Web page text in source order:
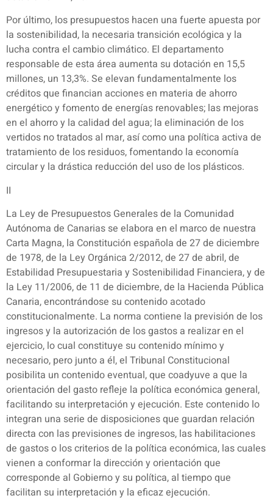
Por último, los presupuestos hacen una fuerte apuesta por
la sostenibilidad, la necesaria transición ecológica y la
lucha contra el cambio climático. El departamento
responsable de esta área aumenta su dotación en 15,5
millones, un 13,3%. Se elevan fundamentalmente los
créditos que financian acciones en materia de ahorro
energético y fomento de energías renovables; las mejoras
en el ahorro y la calidad del agua; la eliminación de los
vertidos no tratados al mar, así como una política activa de
tratamiento de los residuos, fomentando la economía
circular y la drástica reducción del uso de los plásticos.
II
La Ley de Presupuestos Generales de la Comunidad
Autónoma de Canarias se elabora en el marco de nuestra
Carta Magna, la Constitución española de 27 de diciembre
de 1978, de la Ley Orgánica 2/2012, de 27 de abril, de
Estabilidad Presupuestaria y Sostenibilidad Financiera, y de
la Ley 11/2006, de 11 de diciembre, de la Hacienda Pública
Canaria, encontrándose su contenido acotado
constitucionalmente. La norma contiene la previsión de los
ingresos y la autorización de los gastos a realizar en el
ejercicio, lo cual constituye su contenido mínimo y
necesario, pero junto a él, el Tribunal Constitucional
posibilita un contenido eventual, que coadyuve a que la
orientación del gasto refleje la política económica general,
facilitando su interpretación y ejecución. Este contenido lo
integran una serie de disposiciones que guardan relación
directa con las previsiones de ingresos, las habilitaciones
de gastos o los criterios de la política económica, las cuales
vienen a conformar la dirección y orientación que
corresponde al Gobierno y su política, al tiempo que
facilitan su interpretación y la eficaz ejecución.